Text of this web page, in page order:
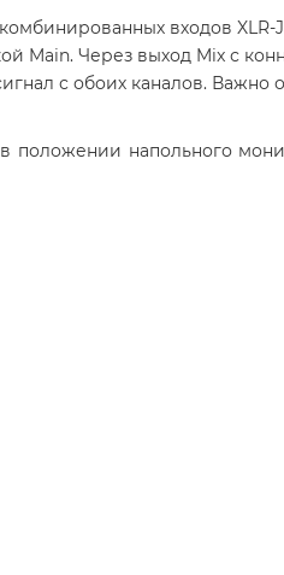
входов XLR-
Main. Через выход Mix с
с обоих каналов. Важно
положении напольного